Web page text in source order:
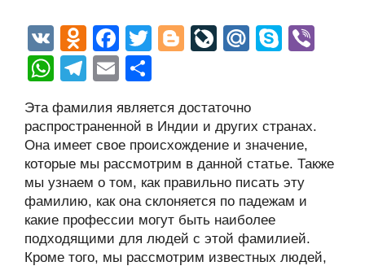
V
K
O
d
n
o
kl
a
ss
ni
ki
F
a
c
e
b
o
o
k
T
er
Bl
g
er
Li
J
o
ur
n
al
M
u
S
e
W
at
s
A
p
p
T
e
gr
a
m
E
ail р
а
в
и
ть
Эта фамилия является достаточно
распространенной в Индии и других странах.
Она имеет свое происхождение и значение,
которые мы рассмотрим в данной статье. Также
мы узнаем о том, как правильно писать эту
фамилию, как она склоняется по падежам и
какие профессии могут быть наиболее
подходящими для людей с этой фамилией.
Кроме того, мы рассмотрим известных людей,